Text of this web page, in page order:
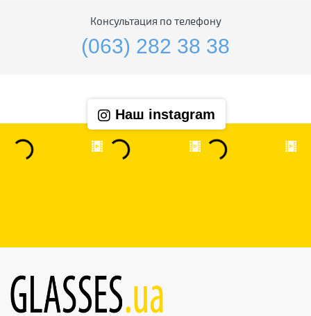
Консультация по телефону
(063) 282 38 38
Наш instagram